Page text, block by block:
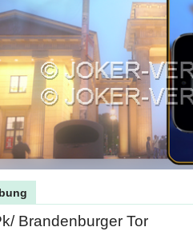
Brandenburger Tor